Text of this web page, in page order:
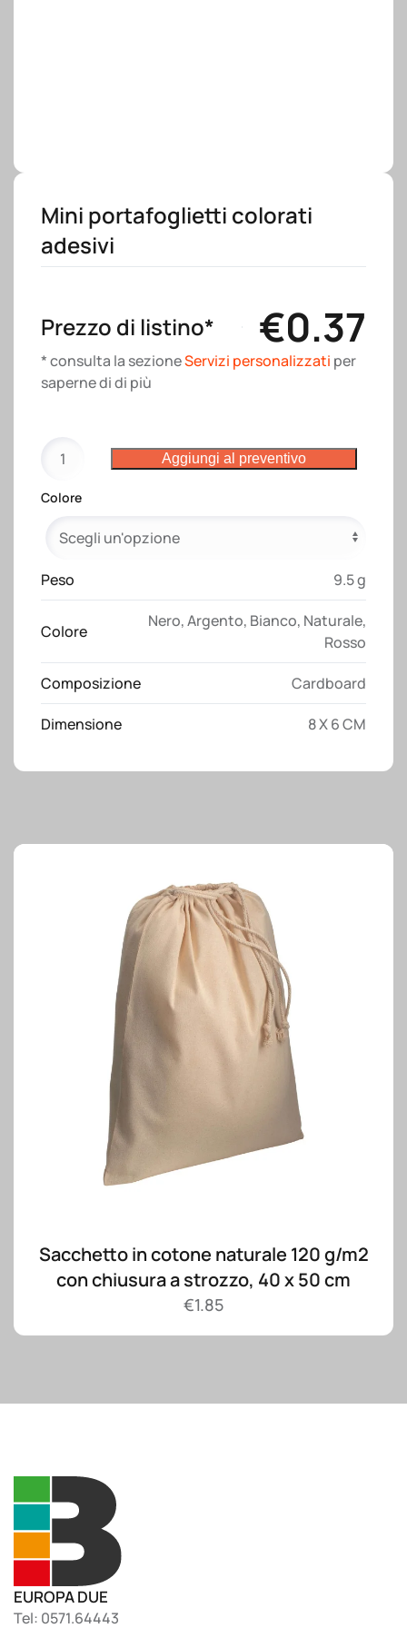
Mini portafoglietti colorati
adesivi
Prezzo di listino* €0.37
* consulta la sezioneServizi personalizzati per
saperne di di più
portafoglietti
colorati
quantità
Aggiungi al preventivo
Colore
Peso 9.5 g
Colore
Nero,Argento, Bianco, Naturale,
Rosso
Composizione Cardboard
Dimensione 8 X 6 CM
Sacchetto in cotone naturale 120 g/m2
con chiusura a strozzo, 40 x 50 cm
€1.85
EUROPA DUE
Tel: 0571.64443